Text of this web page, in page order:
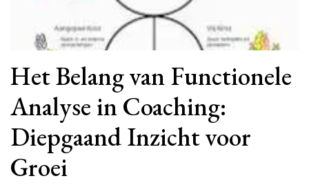
Het Belang van Functionele
Analyse in Coaching:
Diepgaand Inzicht voor
Groei